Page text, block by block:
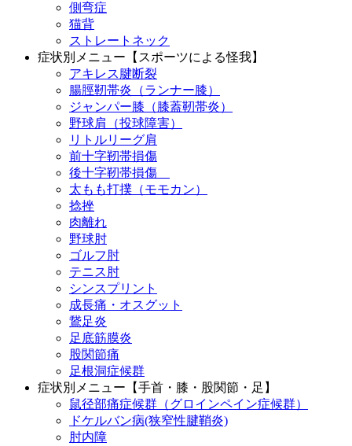
側弯症
猫背
ストレートネック
症状別メニュー【スポーツによる怪我】
アキレス腱断裂
腸脛靭帯炎（ランナー膝）
ジャンパー膝（膝蓋靭帯炎）
野球肩（投球障害）
リトルリーグ肩
前十字靭帯損傷
後十字靭帯損傷
太もも打撲（モモカン）
捻挫
肉離れ
野球肘
ゴルフ肘
テニス肘
シンスプリント
成長痛・オスグット
鵞足炎
足底筋膜炎
股関節痛
足根洞症候群
症状別メニュー【手首・膝・股関節・足】
鼠径部痛症候群（グロインペイン症候群）
ドケルバン病(狭窄性腱鞘炎)
肘内障